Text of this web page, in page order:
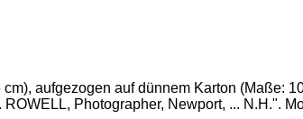
aufgezogen auf dünnem Karton (Maße:
Photographer, Newport, ... N.H.".